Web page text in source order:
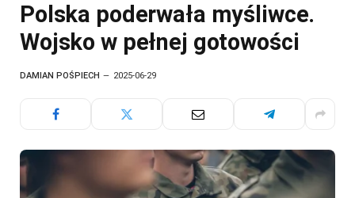
Polska poderwała myśliwce.
Wojsko w pełnej gotowości
DAMIAN POŚPIECH 2025-06-29